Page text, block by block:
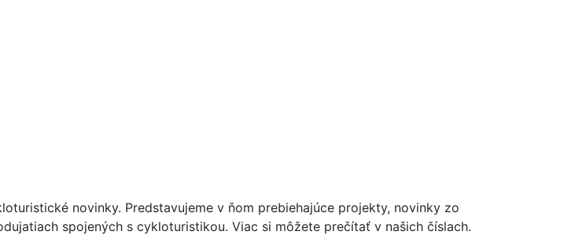
novinky. Predstavujeme v ňom prebiehajúce projekty, novinky zo
spojených s cykloturistikou. Viac si môžete prečítať v našich číslach.